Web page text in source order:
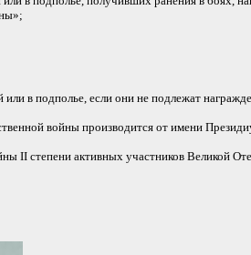
в подполье, если они не подлежат
войны производится от имени
II степени активных участников Великой